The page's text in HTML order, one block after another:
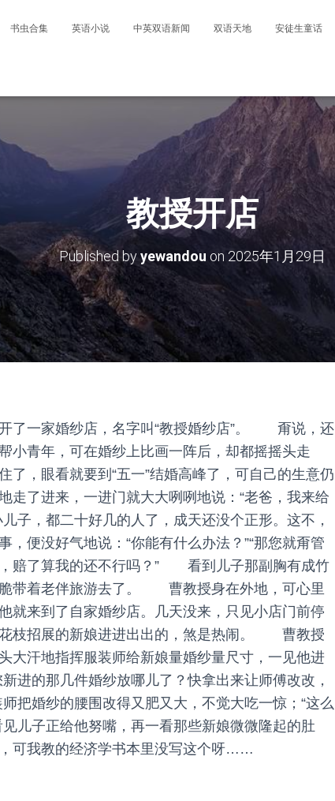
书虫合集 英语小说 中英双语新闻 双语天地 安徒生童话
教授开店
Published byyewandou on 2025年1月29日
了一家婚纱店，名字叫“教授婚纱店”。 甭说，还
小青年，可在婚纱上比画一阵后，却都摇摇头走
，眼看就要到“五一”结婚高峰了，可自己的生意仍
了进来，一进门就大大咧咧地说：“老爸，我来给
子，都二十好几的人了，成天还没个正形。这不，
便没好气地说：“你能有什么办法？”“那您就甭管
赔了算我的还不行吗？” 看到儿子那副胸有成竹
脆带着老伴旅游去了。 曹教授身在外地，可心里
就来到了自家婚纱店。几天没来，只见小店门前停
花枝招展的新娘进进出出的，煞是热闹。 曹教授
大汗地指挥服装师给新娘量婚纱量尺寸，一见他进
进的那几件婚纱放哪儿了？快拿出来让师傅改改，
婚纱的腰围改得又肥又大，不觉大吃一惊；“这么
儿子正给他努嘴，再一看那些新娘微微隆起的肚
可我教的经济学书本里没写这个呀……